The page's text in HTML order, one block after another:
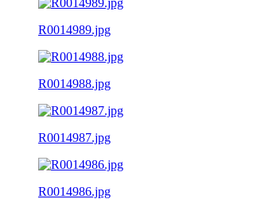
R0014989.jpg
R0014988.jpg
R0014987.jpg
R0014986.jpg